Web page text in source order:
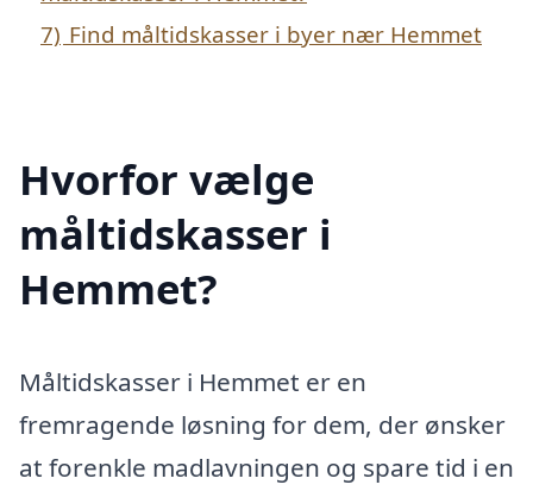
7) Find måltidskasser i byer nær Hemmet
Hvorfor vælge
måltidskasser i
Hemmet?
Måltidskasser i Hemmet er en
fremragende løsning for dem, der ønsker
at forenkle madlavningen og spare tid i en